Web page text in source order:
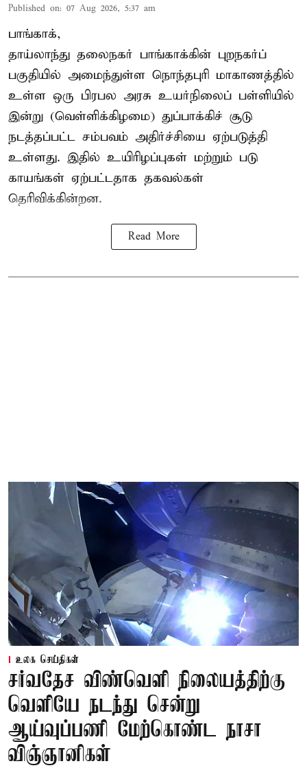
Published on: 07 Aug 2026, 5:37 am
பாங்காக்,
தாய்லாந்து தலைநகர் பாங்காக்கின் புறநகர்ப்
பகுதியில் அமைந்துள்ள நொந்தபுரி மாகாணத்தில்
உள்ள ஒரு பிரபல அரசு உயர்நிலைப் பள்ளியில்
இன்று (வெள்ளிக்கிழமை) துப்பாக்கிச் சூடு
நடத்தப்பட்ட சம்பவம் அதிர்ச்சியை ஏற்படுத்தி
உள்ளது. இதில் உயிரிழப்புகள் மற்றும் படு
காயங்கள் ஏற்பட்டதாக தகவல்கள்
தெரிவிக்கின்றன.
Read More
உலக செய்திகள்
சர்வதேச விண்வெளி நிலையத்திற்கு
வெளியே நடந்து சென்று
ஆய்வுப்பணி மேற்கொண்ட நாசா
விஞ்ஞானிகள்